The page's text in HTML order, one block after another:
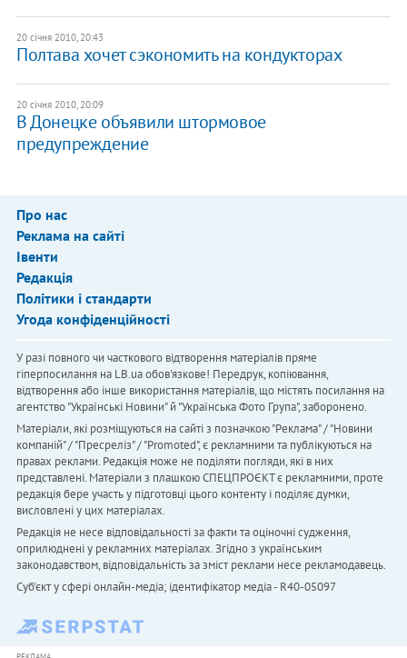
20 січня 2010, 20:43
Полтава хочет сэкономить на кондукторах
20 січня 2010, 20:09
В Донецке объявили штормовое
предупреждение
Про нас
Реклама на сайті
Івенти
Редакція
Політики і стандарти
Угода конфіденційності
У разі повного чи часткового відтворення матеріалів пряме
гіперпосилання на LB.ua обов'язкове! Передрук, копіювання,
відтворення або інше використання матеріалів, що містять посилання на
агентство "Українськi Новини" й "Українська Фото Група", заборонено.
Матеріали, які розміщуються на сайті з позначкою "Реклама" / "Новини
компаній" / "Пресреліз" / "Promoted", є рекламними та публікуються на
правах реклами. Редакція може не поділяти погляди, які в них
представлені. Матеріали з плашкою СПЕЦПРОЄКТ є рекламними, проте
редакція бере участь у підготовці цього контенту і поділяє думки,
висловлені у цих матеріалах.
Редакція не несе відповідальності за факти та оціночні судження,
оприлюднені у рекламних матеріалах. Згідно з українським
законодавством, відповідальність за зміст реклами несе рекламодавець.
Cуб'єкт у сфері онлайн-медіа; ідентифікатор медіа - R40-05097